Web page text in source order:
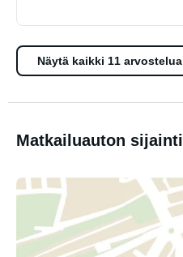
Näytä kaikki 11 arvostelua
Matkailuauton sijainti